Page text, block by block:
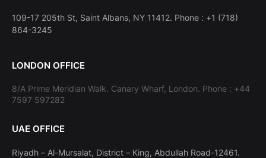
109-17 205th St, Saint Albans, NY 11412. Phone : +1 (718)
864-3245
LONDON OFFICE
8/A Prime Meridian Walk. Canary Wharf, London. Phone : +44
7597 597282
UAE OFFICE
Riyadh – Al-Mursalat, District – King, Abdullah Road-12461.